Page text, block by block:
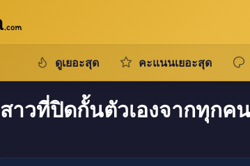
ดูเยอะสุด คะแนนเยอะสุด
สาวที่ปิดกั้นตัวเองจากทุกค